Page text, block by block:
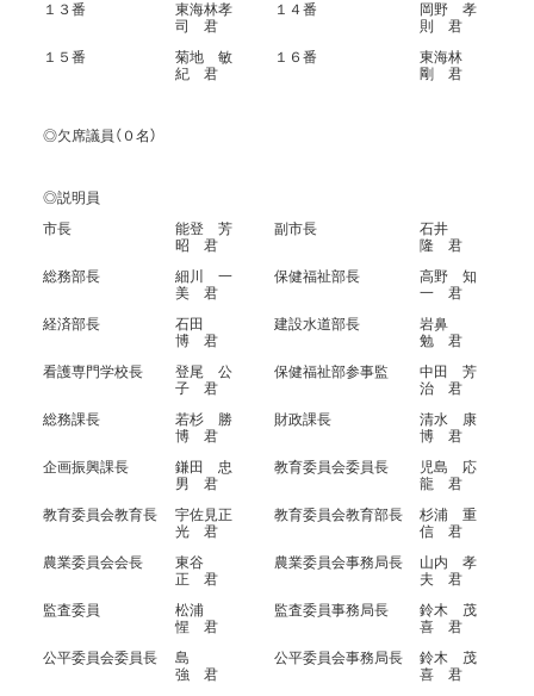
１３番
東海林孝
司 君
１４番
岡野 孝
則 君
１５番
菊地 敏
紀 君
１６番
東海林
剛 君
◎欠席議員（０名）
◎説明員
市長
能登 芳
昭 君
副市長
石井
隆 君
総務部長
細川 一
美 君
保健福祉部長
高野 知
一 君
経済部長
石田
博 君
建設水道部長
岩鼻
勉 君
看護専門学校長
登尾 公
子 君
保健福祉部参事監
中田 芳
治 君
総務課長
若杉 勝
博 君
財政課長
清水 康
博 君
企画振興課長
鎌田 忠
男 君
教育委員会委員長
児島 応
龍 君
教育委員会教育長
宇佐見正
光 君
教育委員会教育部長
杉浦 重
信 君
農業委員会会長
東谷
正 君
農業委員会事務局長
山内 孝
夫 君
監査委員
松浦
惺 君
監査委員事務局長
鈴木 茂
喜 君
公平委員会委員長
島
強 君
公平委員会事務局長
鈴木 茂
喜 君